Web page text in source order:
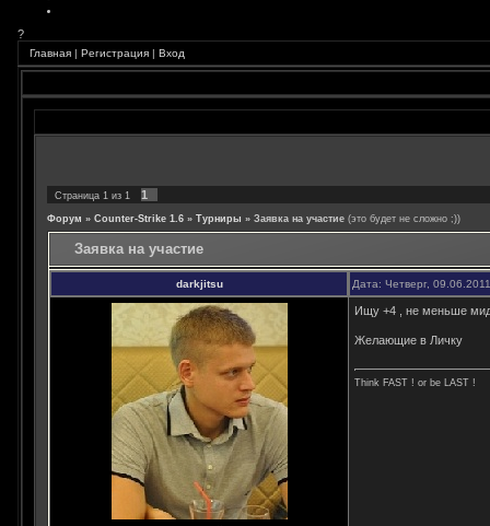
?
Главная | Регистрация | Вход
Страница 1 из 1 1
Форум » Counter-Strike 1.6 » Турниры » Заявка на участие (это будет не сложно ;))
Заявка на участие
darkjitsu Дата: Четверг,
Ищу +4 , не меньше
Желающие в Личку
Think FAST ! or be LAST !